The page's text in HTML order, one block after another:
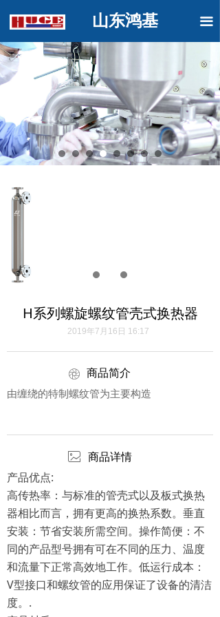
끀
山东鸿基
H系列螺旋螺纹管壳式换热器
商品简介
2019年7月16日 16:17
由缠绕的特制螺纹管为主要构造
商品详情
产品优点:
高传热率：与标准的管壳式以及板式换热
器相比而言，拥有更高的换热系数。垂直
安装：节省安装所需空间。操作简便：不
同的产品型号拥有可在不同的压力、温度
和流量下正常高效地工作。低运行成本：
V型接口和螺纹管的应用保证了设备的清洁
度。.
ꁵ
ꂈ